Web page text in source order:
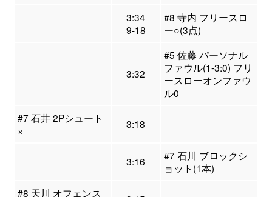
3:34
9-18
#8 寺内 フリースロ
ー○(3点)
3:32
#5 佐藤 パーソナル
ファウル(1-3:0) フリ
ースローオンファウ
ル0
#7 石井 2Pシュート
×
3:18
3:16
#7 石川 ブロックシ
ョット(1本)
#8 天川 オフェンス